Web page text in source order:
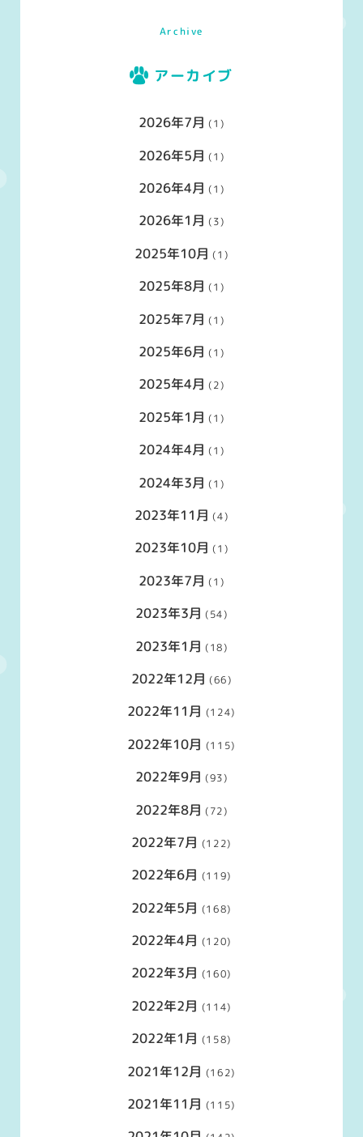
Archive
アーカイブ
2026年7月 (1)
2026年5月 (1)
2026年4月 (1)
2026年1月 (3)
2025年10月 (1)
2025年8月 (1)
2025年7月 (1)
2025年6月 (1)
2025年4月 (2)
2025年1月 (1)
2024年4月 (1)
2024年3月 (1)
2023年11月 (4)
2023年10月 (1)
2023年7月 (1)
2023年3月 (54)
2023年1月 (18)
2022年12月 (66)
2022年11月 (124)
2022年10月 (115)
2022年9月 (93)
2022年8月 (72)
2022年7月 (122)
2022年6月 (119)
2022年5月 (168)
2022年4月 (120)
2022年3月 (160)
2022年2月 (114)
2022年1月 (158)
2021年12月 (162)
2021年11月 (115)